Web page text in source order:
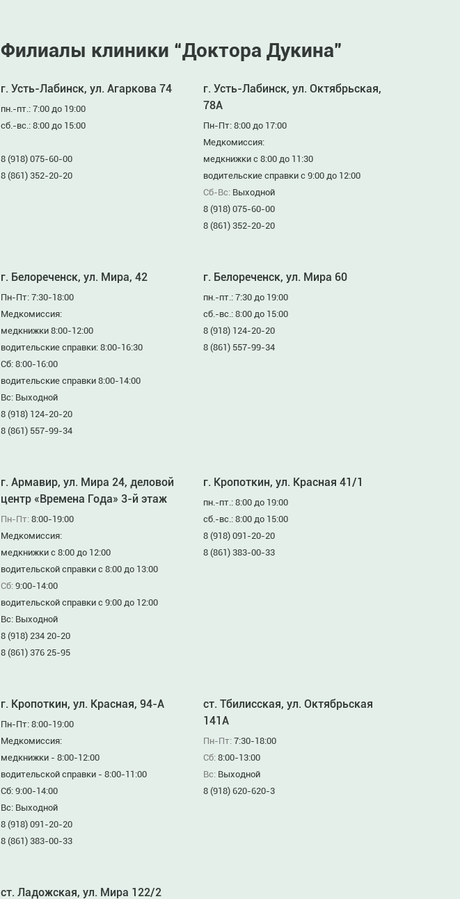
Филиалы клиники “Доктора Дукина”
г. Усть-Лабинск, ул. Агаркова 74
пн.-пт.: 7:00 до 19:00
сб.-вс.: 8:00 до 15:00
8 (918) 075-60-00
8 (861) 352-20-20
г. Усть-Лабинск, ул. Октябрьская,
78А
Пн-Пт: 8:00 до 17:00
Медкомиссия:
медкнижки с 8:00 до 11:30
водительские справки с 9:00 до 12:00
Сб-Вс: Выходной
8 (918) 075-60-00
8 (861) 352-20-20
г. Белореченск, ул. Мира, 42
Пн-Пт: 7:30-18:00
Медкомиссия:
медкнижки 8:00-12:00
водительские справки: 8:00-16:30
Сб: 8:00-16:00
водительские справки 8:00-14:00
Вс: Выходной
8 (918) 124-20-20
8 (861) 557-99-34
г. Белореченск, ул. Мира 60
пн.-пт.: 7:30 до 19:00
сб.-вс.: 8:00 до 15:00
8 (918) 124-20-20
8 (861) 557-99-34
г. Армавир, ул. Мира 24, деловой
центр «Времена Года» 3-й этаж
Пн-Пт: 8:00-19:00
Медкомиссия:
медкнижки с 8:00 до 12:00
водительской справки с 8:00 до 13:00
Сб: 9:00-14:00
водительской справки с 9:00 до 12:00
Вс: Выходной
8 (918) 234 20-20
8 (861) 376 25-95
г. Кропоткин, ул. Красная 41/1
пн.-пт.: 8:00 до 19:00
сб.-вс.: 8:00 до 15:00
8 (918) 091-20-20
8 (861) 383-00-33
г. Кропоткин, ул. Красная, 94-А
Пн-Пт: 8:00-19:00
Медкомиссия:
медкнижки - 8:00-12:00
водительской справки - 8:00-11:00
Сб: 9:00-14:00
Вс: Выходной
8 (918) 091-20-20
8 (861) 383-00-33
ст. Тбилисская, ул. Октябрьская
141А
Пн-Пт: 7:30-18:00
Сб: 8:00-13:00
Вс: Выходной
8 (918) 620-620-3
ст. Ладожская, ул. Мира 122/2